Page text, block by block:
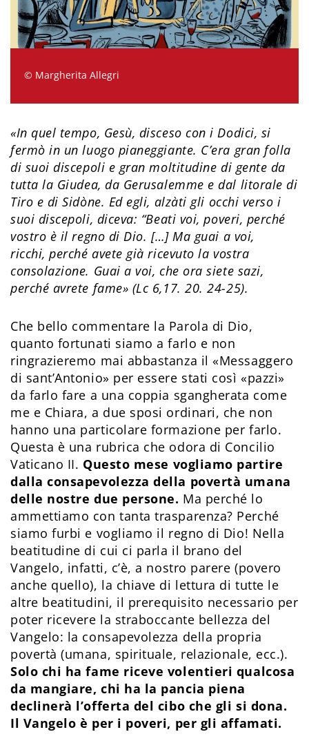
© Margherita Allegri
«In quel tempo, Gesù, disceso con i Dodici, si
fermò in un luogo pianeggiante. C’era gran folla
di suoi discepoli e gran moltitudine di gente da
tutta la Giudea, da Gerusalemme e dal litorale di
Tiro e di Sidòne. Ed egli, alzàti gli occhi verso i
suoi discepoli, diceva: “Beati voi, poveri, perché
vostro è il regno di Dio. […] Ma guai a voi,
ricchi, perché avete già ricevuto la vostra
consolazione. Guai a voi, che ora siete sazi,
perché avrete fame» (Lc 6,17. 20. 24-25).
Che bello commentare la Parola di Dio,
quanto fortunati siamo a farlo e non
ringrazieremo mai abbastanza il «Messaggero
di sant’Antonio» per essere stati così «pazzi»
da farlo fare a una coppia sgangherata come
me e Chiara, a due sposi ordinari, che non
hanno una particolare formazione per farlo.
Questa è una rubrica che odora di Concilio
Vaticano II. Questo mese vogliamo partire
dalla consapevolezza della povertà umana
delle nostre due persone. Ma perché lo
ammettiamo con tanta trasparenza? Perché
siamo furbi e vogliamo il regno di Dio! Nella
beatitudine di cui ci parla il brano del
Vangelo, infatti, c’è, a nostro parere (povero
anche quello), la chiave di lettura di tutte le
altre beatitudini, il prerequisito necessario per
poter ricevere la straboccante bellezza del
Vangelo: la consapevolezza della propria
povertà (umana, spirituale, relazionale, ecc.).
Solo chi ha fame riceve volentieri qualcosa
da mangiare, chi ha la pancia piena
declinerà l’offerta del cibo che gli si dona.
Il Vangelo è per i poveri, per gli affamati.